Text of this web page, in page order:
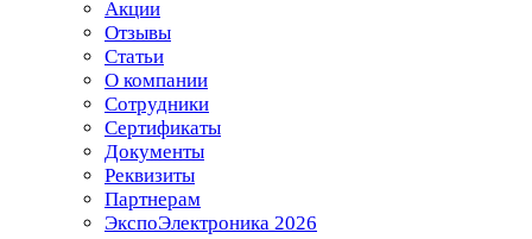
Акции
Отзывы
Статьи
О компании
Сотрудники
Сертификаты
Документы
Реквизиты
Партнерам
ЭкспоЭлектроника 2026